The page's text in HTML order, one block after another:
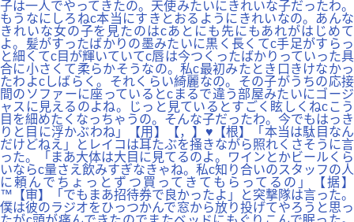
子は一人でやってきたの。天使みたいにきれいな子だったわ。
もうなにしろねc本当にすきとおるようにきれいなの。あんな
きれいな女の子を見たのはcあとにも先にもあれがはじめて
よ。髪がすったばかりの墨みたいに黒く長くてc手足がすらっ
と細くてc目が輝いていてc唇は今つくったばかりっていった具
合に小さくて柔らかそうなの。私c最初みたとき口きけなかっ
たわよcしばらく。それくらい綺麗なの。その子がうちの応接
間のソファーに座っているとcまるで違う部屋みたいにゴージ
ャスに見えるのよね。じっと見ているとすごく眩しくねcこう
目を細めたくなっちゃうの。そんな子だったわ。今でもはっき
りと目に浮かぶわね」【用】【，】♥【根】「本当は駄目なん
だけどねえ」とレイコは耳たぶを掻きながら照れくさそうに言
った。「まあ大体は大目に見てるのよ。ワインとかビールくら
いならc量さえ飲みすぎなきゃね。私c知り合いのスタッフの人
に頼んでちょっとずつ買ってきてもらってるの」【据】
™【审】「でもまあ招待券で良かったよ」と突撃隊は言った。
僕は彼のラジオをひっつかんで窓から放り投げてやろうと思っ